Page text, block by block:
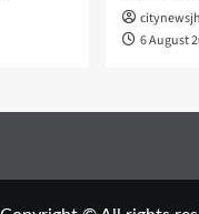
6 August